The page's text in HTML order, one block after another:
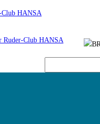
Club HANSA